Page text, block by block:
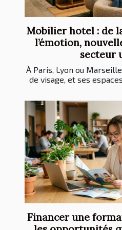
Mobilier hotel : de
l’émotion,
secteur
À Paris, Lyon ou
de visage, et ses
Financer une